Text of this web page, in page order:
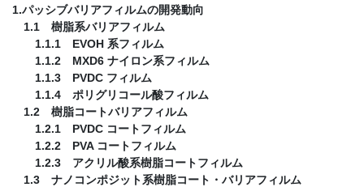
1.パッシブバリアフィルムの開発動向
1.1 樹脂系バリアフィルム
1.1.1 EVOH 系フィルム
1.1.2 MXD6 ナイロン系フィルム
1.1.3 PVDC フィルム
1.1.4 ポリグリコール酸フィルム
1.2 樹脂コートバリアフィルム
1.2.1 PVDC コートフィルム
1.2.2 PVA コートフィルム
1.2.3 アクリル酸系樹脂コートフィルム
1.3 ナノコンポジット系樹脂コート・バリアフィルム